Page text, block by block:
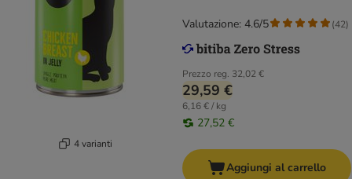
4 varianti
Prezzo reg. 32,02 €
29,59 €
6,16 € / kg
27,52 €
Valutazione: 4.6/5 (42)
Aggiungi al carrello